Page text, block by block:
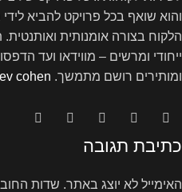
והוא שואף בכל פרויקט להביא
הלקוח בצורה אומנותית ואותנטית.
ייחודי ומרשים – מווידאו ועד
ומותירים רושם מתמשך. cohen
כתיבת תגובה
האימייל לא יוצג באתר. שדות